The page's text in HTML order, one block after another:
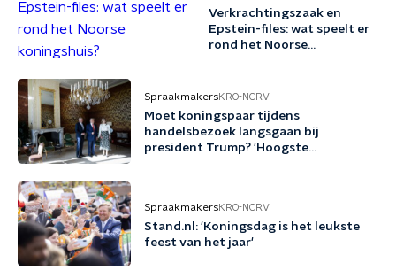
Verkrachtingszaak en
Epstein-files: wat speelt er
rond het Noorse
SpraakmakersKRO-NCRV
Moet koningspaar tijdens
handelsbezoek langsgaan bij
president Trump? 'Hoogste
SpraakmakersKRO-NCRV
Stand.nl: 'Koningsdag is het leukste
feest van het jaar'